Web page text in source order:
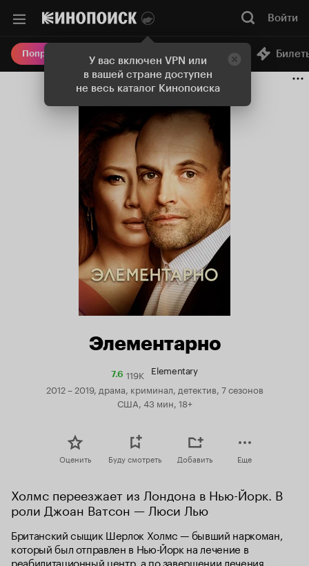
У вас включен VPN или
в вашей стране доступен
не весь каталог Кинопоиска
Войти
Попробовать Плюс Онлайн-кинотеатр
Элементарно
7.6Рейтинг
7.6
119K Elementary
2012 – 2019, драма, криминал, детектив, 7 сезонов
США, 43 мин, 18+
Оценить Буду смотреть Добавить Еще
Холмс переезжает из Лондона в Нью-Йорк. В
роли Джоан Ватсон — Люси Лью
Британский сыщик Шерлок Холмс — бывший наркоман,
который был отправлен в Нью-Йорк на лечение в
реабилитационный центр, а по завершении лечения